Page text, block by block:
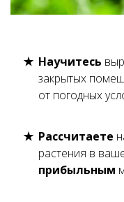
Научитесь
закрытых
от погодных
Рассчитаете
растения в
прибыльным